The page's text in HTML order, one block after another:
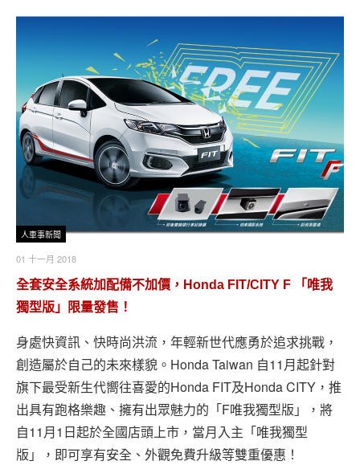
人車事新聞
01 十一月 2018
全套安全系統加配備不加價，Honda FIT/CITY F 「唯我
獨型版」限量發售！
身處快資訊、快時尚洪流，年輕新世代應勇於追求挑戰，
創造屬於自己的未來樣貌。Honda Taiwan 自11月起針對
旗下最受新生代嚮往喜愛的Honda FIT及Honda CITY，推
出具有跑格樂趣、擁有出眾魅力的「F唯我獨型版」，將
自11月1日起於全國店頭上市，當月入主「唯我獨型
版」，即可享有安全、外觀免費升級等雙重優惠！